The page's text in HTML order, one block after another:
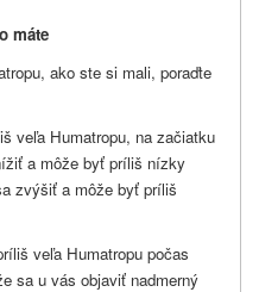
máte
ako ste si mali, poraďte
veľa Humatropu, na začiatku
a môže byť príliš nízky
zvýšiť a môže byť príliš
veľa Humatropu počas
sa u vás objaviť nadmerný